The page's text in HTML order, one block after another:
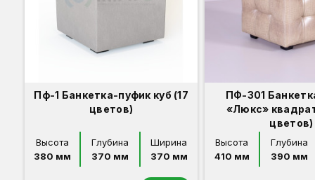
Пф-1 Банкетка-пуфик куб (17
цветов)
Высота
380 мм
Глубина
370 мм
Ширина
370 мм
ПФ-301
«Люкс»
цветов)
Высота
410 мм
Глубина
390 мм